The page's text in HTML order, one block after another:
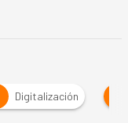
Digitalización